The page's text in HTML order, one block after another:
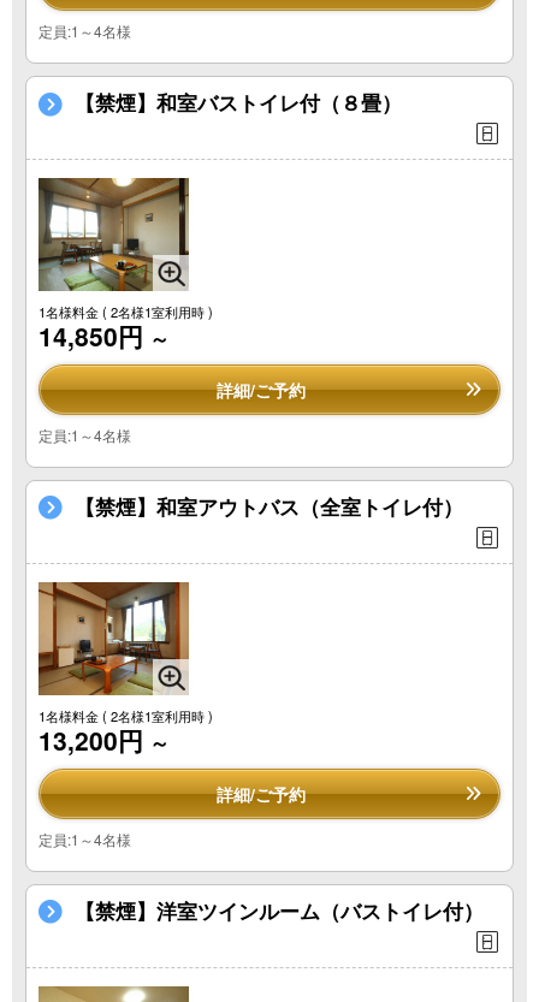
定員:1～4名様
【禁煙】和室バストイレ付（８畳）
1名様料金( 2名様1室利用時 )
14,850円 ～
詳細/ご予約
定員:1～4名様
【禁煙】和室アウトバス（全室トイレ付）
1名様料金( 2名様1室利用時 )
13,200円 ～
詳細/ご予約
定員:1～4名様
【禁煙】洋室ツインルーム（バストイレ付）